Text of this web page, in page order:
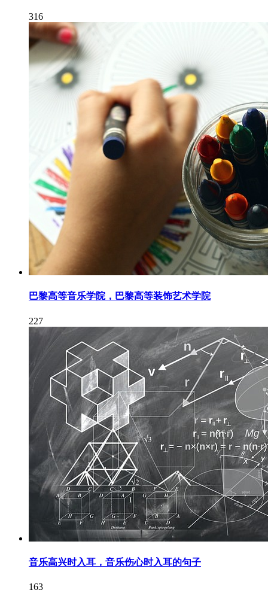
316
巴黎高等音乐学院，巴黎高等装饰艺术学院
227
音乐高兴时入耳，音乐伤心时入耳的句子
163